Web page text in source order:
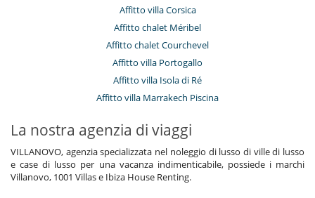
Affitto villa Corsica
Affitto chalet Méribel
Affitto chalet Courchevel
Affitto villa Portogallo
Affitto villa Isola di Ré
Affitto villa Marrakech Piscina
La nostra agenzia di viaggi
VILLANOVO, agenzia specializzata nel noleggio di lusso di ville di lusso
e case di lusso per una vacanza indimenticabile, possiede i marchi
Villanovo, 1001 Villas e Ibiza House Renting.